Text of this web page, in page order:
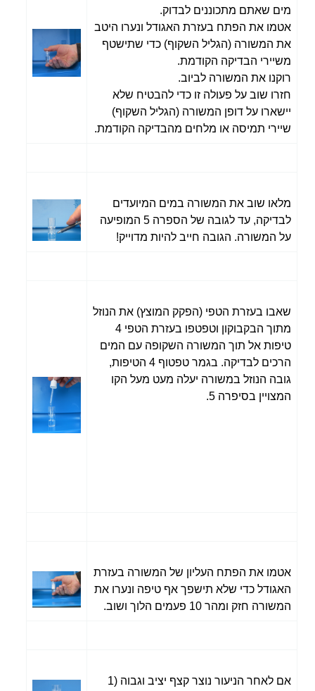
מים שאתם מתכוננים לבדוק.
אטמו את הפתח בעזרת האגודל ונערו היטב
את המשורה (הגליל השקוף) כדי שתישטף
משיירי הבדיקה הקודמת.
רוקנו את המשורה לביוב.
חזרו שוב על פעולה זו כדי להבטיח שלא
יישארו על דופן המשורה (הגליל השקוף)
שיירי תמיסה או מלחים מהבדיקה הקודמת.
מלאו שוב את המשורה במים המיועדים
לבדיקה, עד לגובה של הספרה 5 המופיעה
על המשורה. הגובה חייב להיות מדוייק!
שאבו בעזרת הטפי (הפקק המוצץ) את הנוזל
מתוך הבקבוקון וטפטפו בעזרת הטפי 4
טיפות אל תוך המשורה השקופה עם המים
הרכים לבדיקה. בגמר טפטוף 4 הטיפות,
גובה הנוזל במשורה יעלה מעט מעל הקו
המצויין בסיפרה 5.
אטמו את הפתח העליון של המשורה בעזרת
האגודל כדי שלא תישפך אף טיפה ונערו את
המשורה חזק ומהר 10 פעמים הלוך ושוב.
אם לאחר הניעור נוצר קצף יציב וגבוה (1